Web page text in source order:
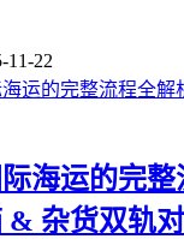
11-22
海运的完
& 杂货双轨对